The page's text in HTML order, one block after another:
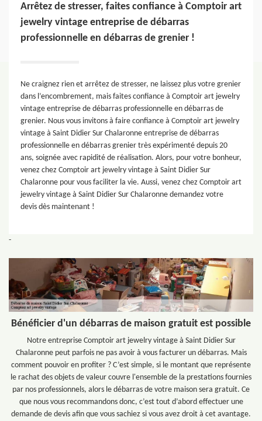
Arrêtez de stresser, faites confiance à Comptoir art
jewelry vintage entreprise de débarras
professionnelle en débarras de grenier !
Ne craignez rien et arrêtez de stresser, ne laissez plus votre grenier
dans l’encombrement, mais faites confiance à Comptoir art jewelry
vintage entreprise de débarras professionnelle en débarras de
grenier. Nous vous invitons à faire confiance à Comptoir art jewelry
vintage à Saint Didier Sur Chalaronne entreprise de débarras
professionnelle en débarras grenier très expérimenté depuis 20
ans, soignée avec rapidité de réalisation. Alors, pour votre bonheur,
venez chez Comptoir art jewelry vintage à Saint Didier Sur
Chalaronne pour vous faciliter la vie. Aussi, venez chez Comptoir art
jewelry vintage à Saint Didier Sur Chalaronne demandez votre
devis dès maintenant !
-
Bénéficier d'un débarras de maison gratuit est possible
Notre entreprise Comptoir art jewelry vintage à Saint Didier Sur
Chalaronne peut parfois ne pas avoir à vous facturer un débarras. Mais
comment pouvoir en profiter ? C’est simple, si le montant que représente
le rachat des objets de valeur couvre l'ensemble de la prestations fournies
par nos professionnels, alors le débarras de votre maison sera gratuit. Ce
que nous vous recommandons donc, c’est tout d’abord effectuer une
demande de devis afin que vous sachiez si vous avez droit à cet avantage.